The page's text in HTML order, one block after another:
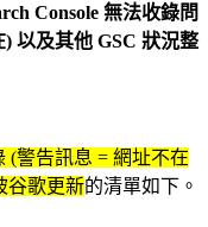
Console 無法收錄問
以及其他 GSC 狀況整
(警告訊息 = 網址不在
谷歌更新的清單如下。